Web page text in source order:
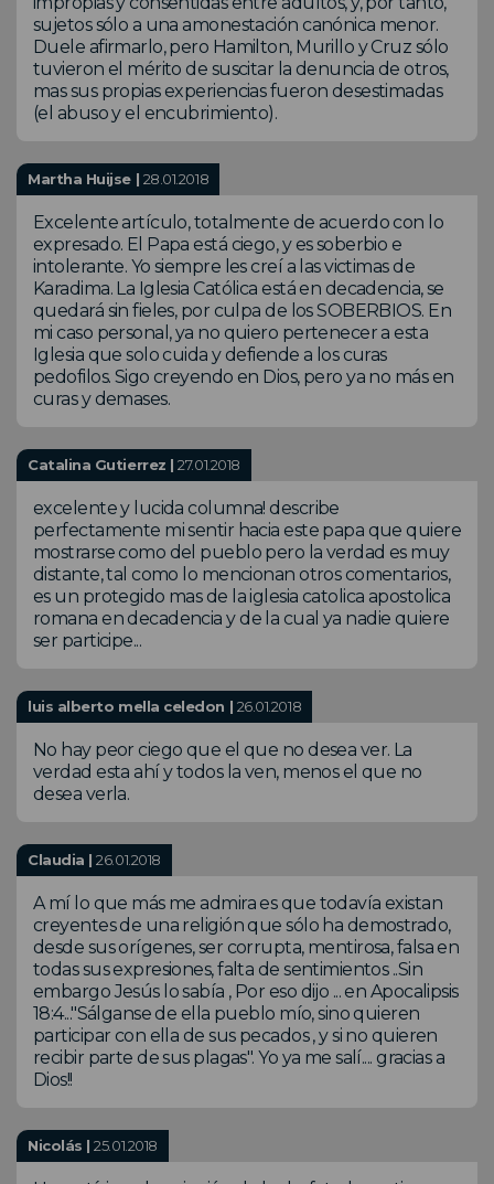
sujetos sólo a una amonestación canónica menor.
Duele afirmarlo, pero Hamilton, Murillo y Cruz sólo
tuvieron el mérito de suscitar la denuncia de otros,
mas sus propias experiencias fueron desestimadas
(el abuso y el encubrimiento).
Martha Huijse | 28.01.2018
Excelente artículo, totalmente de acuerdo con lo
expresado. El Papa está ciego, y es soberbio e
intolerante. Yo siempre les creí a las victimas de
Karadima. La Iglesia Católica está en decadencia, se
quedará sin fieles, por culpa de los SOBERBIOS. En
mi caso personal, ya no quiero pertenecer a esta
Iglesia que solo cuida y defiende a los curas
pedofilos. Sigo creyendo en Dios, pero ya no más en
curas y demases.
Catalina Gutierrez |27.01.2018
excelente y lucida columna! describe
perfectamente mi sentir hacia este papa que quiere
mostrarse como del pueblo pero la verdad es muy
distante, tal como lo mencionan otros comentarios,
es un protegido mas de la iglesia catolica apostolica
romana en decadencia y de la cual ya nadie quiere
ser participe...
luis alberto mella celedon | 26.01.2018
No hay peor ciego que el que no desea ver. La
verdad esta ahí y todos la ven, menos el que no
desea verla.
Claudia |26.01.2018
A mí lo que más me admira es que todavía existan
creyentes de una religión que sólo ha demostrado,
desde sus orígenes, ser corrupta, mentirosa, falsa en
todas sus expresiones, falta de sentimientos ..Sin
embargo Jesús lo sabía , Por eso dijo ... en Apocalipsis
18:4..."Sálganse de ella pueblo mío, sino quieren
participar con ella de sus pecados , y si no quieren
recibir parte de sus plagas". Yo ya me salí.... gracias a
Dios!!
Nicolás |25.01.2018